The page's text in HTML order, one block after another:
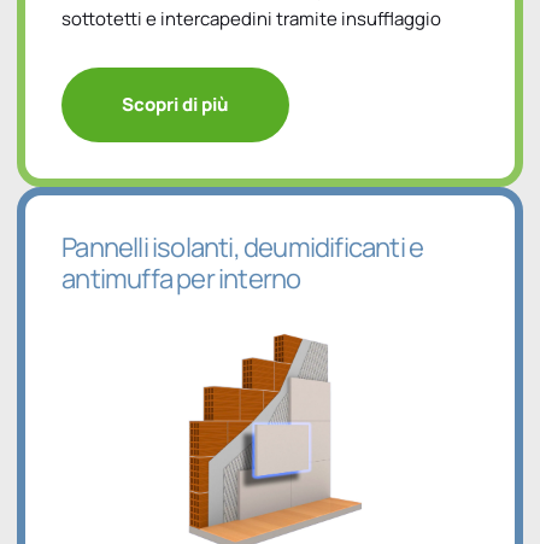
sottotetti e intercapedini tramite insufflaggio
Scopri di più
Pannelli isolanti, deumidificanti e
antimuffa per interno